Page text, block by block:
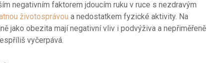
negativním faktorem jdoucím ruku v ruce s nezdravým
životosprávou a nedostatkem fyzické aktivity. Na
jako obezita mají negativní vliv i podvýživa a nepřiměřeně
vyčerpává.